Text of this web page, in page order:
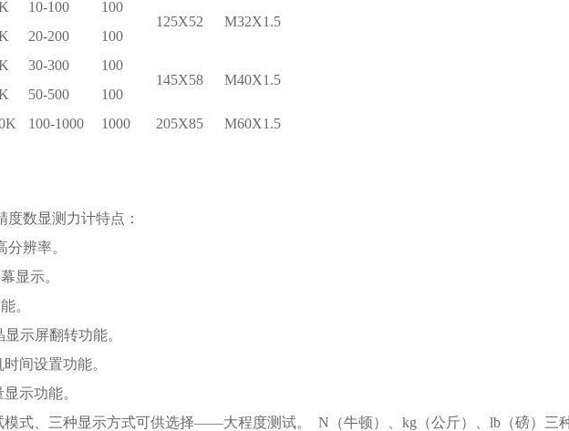
10-100
100
125X52
M32X1.5
20-200
100
30-300
100
145X58
M40X1.5
50-500
100
100-1000 1000 205X85 M60X1.5
度数显测力计特点：
分辨率。
显示。
。
示屏翻转功能。
间设置功能。
示功能。
模式、三种显示方式可供选择——大程度测试。 N（牛顿）、kg（公斤）、lb（磅）三